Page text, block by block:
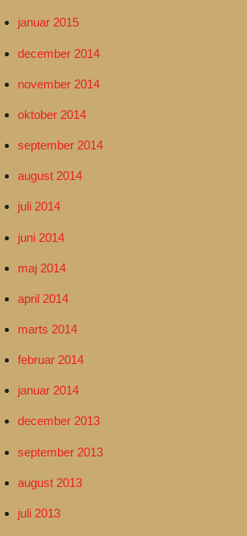
januar 2015
december 2014
november 2014
oktober 2014
september 2014
august 2014
juli 2014
juni 2014
maj 2014
april 2014
marts 2014
februar 2014
januar 2014
december 2013
september 2013
august 2013
juli 2013